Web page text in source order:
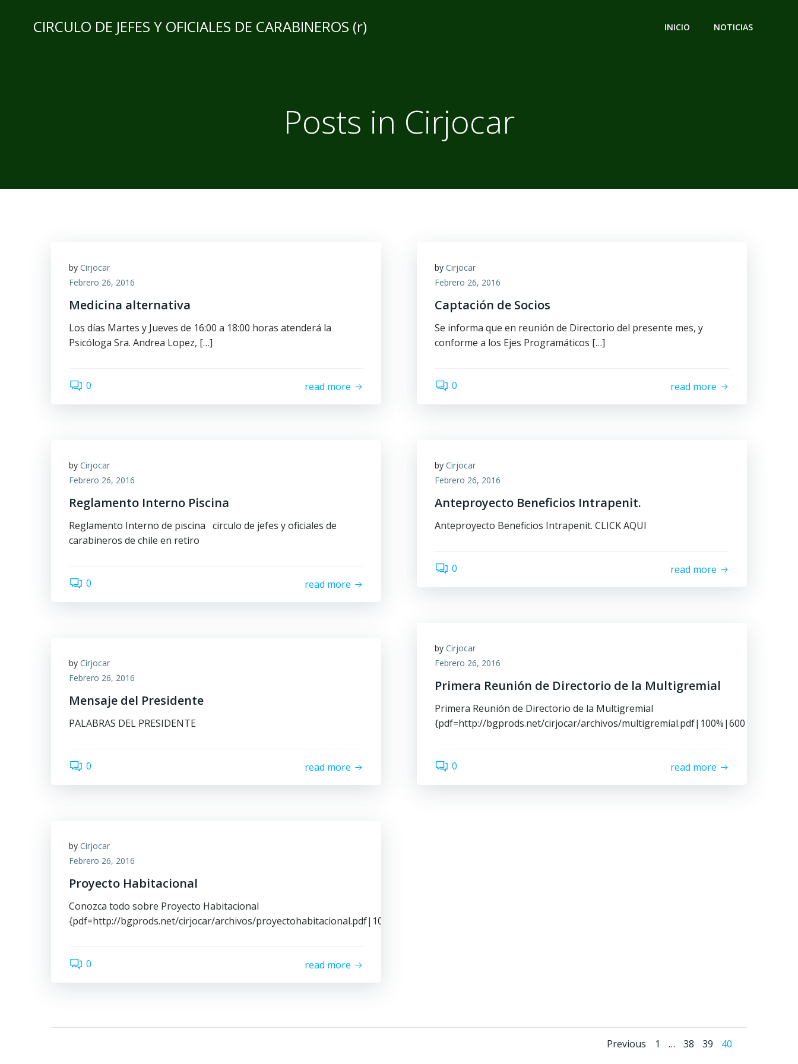
CIRCULO DE JEFES Y OFICIALES DE CARABINEROS (r) INICIO NOTICIAS
Posts in Cirjocar
by Cirjocar
Febrero 26, 2016
Medicina alternativa
Los días Martes y Jueves de 16:00 a 18:00 horas atenderá la
Psicóloga Sra. Andrea Lopez, […]
0 read more
by Cirjocar
Febrero 26, 2016
Captación de Socios
Se informa que en reunión de Directorio del presente mes, y
conforme a los Ejes Programáticos […]
0 read more
by Cirjocar
Febrero 26, 2016
Reglamento Interno Piscina
Reglamento Interno de piscina circulo de jefes y oficiales de
carabineros de chile en retiro
0 read more
by Cirjocar
Febrero 26, 2016
Anteproyecto Beneficios Intrapenit.
Anteproyecto Beneficios Intrapenit. CLICK AQUI
0 read more
by Cirjocar
Febrero 26, 2016
Primera Reunión de Directorio de la Multigremial
Primera Reunión de Directorio de la Multigremial
{pdf=http://bgprods.net/cirjocar/archivos/multigremial.pdf|100%|600|native}
0 read more
by Cirjocar
Febrero 26, 2016
Mensaje del Presidente
PALABRAS DEL PRESIDENTE
0 read more
by Cirjocar
Febrero 26, 2016
Proyecto Habitacional
Conozca todo sobre Proyecto Habitacional
{pdf=http://bgprods.net/cirjocar/archivos/proyectohabitacional.pdf|100%|600|native}
0 read more
Previous 1 … 38 39 40